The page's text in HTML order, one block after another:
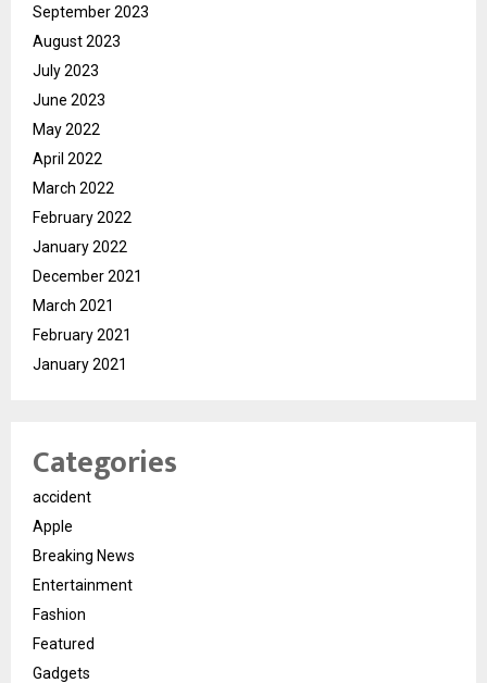
September 2023
August 2023
July 2023
June 2023
May 2022
April 2022
March 2022
February 2022
January 2022
December 2021
March 2021
February 2021
January 2021
Categories
accident
Apple
Breaking News
Entertainment
Fashion
Featured
Gadgets